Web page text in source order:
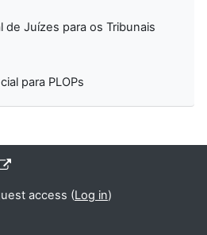
de Juízes para os Tribunais
para PLOPs
access (Log in)